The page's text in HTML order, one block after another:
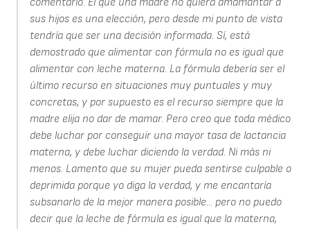
sus hijos es una elección, pero desde mi punto de vista
tendría que ser una decisión informada. Sí, está
demostrado que alimentar con fórmula no es igual que
alimentar con leche materna. La fórmula debería ser el
último recurso en situaciones muy puntuales y muy
concretas, y por supuesto es el recurso siempre que la
madre elija no dar de mamar. Pero creo que toda médico
debe luchar por conseguir una mayor tasa de lactancia
materna, y debe luchar diciendo la verdad. Ni más ni
menos. Lamento que su mujer pueda sentirse culpable o
deprimida porque yo diga la verdad, y me encantaría
subsanarlo de la mejor manera posible... pero no puedo
decir que la leche de fórmula es igual que la materna,